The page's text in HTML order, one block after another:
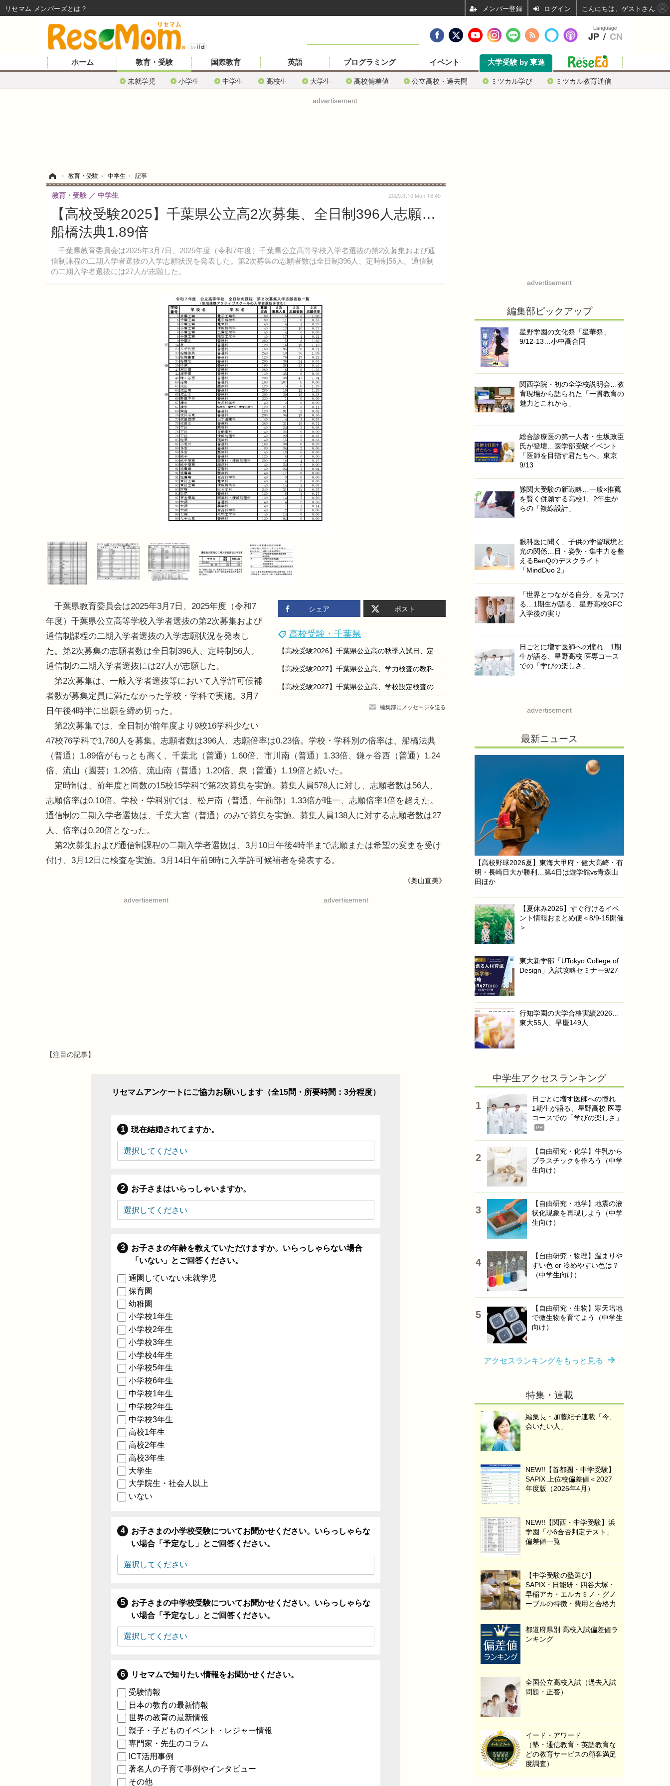
ホーム 教育・受験
未就学児 小学生 中学生 高校生 大学生 高校偏差値 公立高校・過去問 ミツカル学び ミツカル教育通信
国際教育 英語 プログラミング イベント 大学受験 by 東進
advertisement
› 教育・受験 › 中学生 › 記事
【高校受験2025】千葉県公立高2次募集、全日制396人志願…
船橋法典1.89倍
千葉県教育委員会は2025年3月7日、2025年度（令和7年度）千葉県公立高等学校入学者選抜の第2次募集および通
信制課程の二期入学者選抜の入学志願状況を発表した。第2次募集の志願者数は全日制396人、定時制56人。通信制
の二期入学者選抜には27人が志願した。
教育・受験 中学生 2025.3.10 Mon 16:45
シェア ポスト
高校受験・千葉県
【高校受験2026】千葉県公立高の秋季入試日、定時制8/25・通信制9/4
【高校受験2027】千葉県公立高、学力検査の教科・出題方針を公表
【高校受験2027】千葉県公立高、学校設定検査の内容公表
編集部にメッセージを送る
千葉県教育委員会は2025年3月7日、2025年度（令和7
年度）千葉県公立高等学校入学者選抜の第2次募集および
通信制課程の二期入学者選抜の入学志願状況を発表し
た。第2次募集の志願者数は全日制396人、定時制56人。
通信制の二期入学者選抜には27人が志願した。
第2次募集は、一般入学者選抜等において入学許可候補
者数が募集定員に満たなかった学校・学科で実施。3月7
日午後4時半に出願を締め切った。
第2次募集では、全日制が前年度より9校16学科少ない
47校76学科で1,760人を募集。志願者数は396人、志願倍率は0.23倍。学校・学科別の倍率は、船橋法典
（普通）1.89倍がもっとも高く、千葉北（普通）1.60倍、市川南（普通）1.33倍、鎌ヶ谷西（普通）1.24
倍、流山（園芸）1.20倍、流山南（普通）1.20倍、泉（普通）1.19倍と続いた。
定時制は、前年度と同数の15校15学科で第2次募集を実施。募集人員578人に対し、志願者数は56人、
志願倍率は0.10倍。学校・学科別では、松戸南（普通、午前部）1.33倍が唯一、志願倍率1倍を超えた。
通信制の二期入学者選抜は、千葉大宮（普通）のみで募集を実施。募集人員138人に対する志願者数は27
人、倍率は0.20倍となった。
第2次募集および通信制課程の二期入学者選抜は、3月10日午後4時半まで志願または希望の変更を受け
付け、3月12日に検査を実施。3月14日午前9時に入学許可候補者を発表する。
《奥山直美》
advertisement advertisement
【注目の記事】
リセマムアンケートにご協力お願いします（全15問・所要時間：3分程度）
現在結婚されてますか。
お子さまはいらっしゃいますか。
お子さまの年齢を教えていただけますか。いらっしゃらない場合
「いない」とご回答ください。
通園していない未就学児
保育園
幼稚園
小学校1年生
小学校2年生
小学校3年生
小学校4年生
小学校5年生
小学校6年生
中学校1年生
中学校2年生
中学校3年生
高校1年生
高校2年生
高校3年生
大学生
大学院生・社会人以上
いない
お子さまの小学校受験についてお聞かせください。いらっしゃらな
い場合「予定なし」とご回答ください。
お子さまの中学校受験についてお聞かせください。いらっしゃらな
い場合「予定なし」とご回答ください。
リセマムで知りたい情報をお聞かせください。
受験情報
日本の教育の最新情報
世界の教育の最新情報
親子・子どものイベント・レジャー情報
専門家・先生のコラム
ICT活用事例
著名人の子育て事例やインタビュー
その他
advertisement
編集部ピックアップ
星野学園の文化祭「星華祭」
9/12-13…小中高合同
関西学院・初の全学校説明会…教
育現場から語られた「一貫教育の
魅力とこれから」
総合診療医の第一人者・生坂政臣
氏が登壇…医学部受験イベント
「医師を目指す君たちへ」東京
9/13
難関大受験の新戦略…一般×推薦
を賢く併願する高校1、2年生か
らの「複線設計」
眼科医に聞く、子供の学習環境と
光の関係…目・姿勢・集中力を整
えるBenQのデスクライト
「MindDuo 2」
「世界とつながる自分」を見つけ
る…1期生が語る、星野高校GFC
入学後の実り
日ごとに増す医師への憧れ…1期
生が語る、星野高校 医専コース
での「学びの楽しさ」
advertisement
最新ニュース
【高校野球2026夏】東海大甲府・健大高崎・有
明・長崎日大が勝利…第4日は遊学館vs青森山
田ほか
【夏休み2026】すぐ行けるイベ
ント情報おまとめ便＜8/9-15開催
＞
東大新学部「UTokyo College of
Design」入試攻略セミナー9/27
行知学園の大学合格実績2026…
東大55人、早慶149人
中学生アクセスランキング
日ごとに増す医師への憧れ…
1期生が語る、星野高校 医専
コースでの「学びの楽しさ」
PR
【自由研究・化学】牛乳から
プラスチックを作ろう（中学
生向け）
【自由研究・地学】地震の液
状化現象を再現しよう（中学
生向け）
【自由研究・物理】温まりや
すい色 or 冷めやすい色は？
（中学生向け）
【自由研究・生物】寒天培地
で微生物を育てよう（中学生
向け）
アクセスランキングをもっと見る
特集・連載
編集長・加藤紀子連載「今、
会いたい人」
NEW!!【首都圏・中学受験】
SAPIX 上位校偏差値＜2027
年度版（2026年4月）
NEW!!【関西・中学受験】浜
学園「小6合否判定テスト」
偏差値一覧
【中学受験の塾選び】
SAPIX・日能研・四谷大塚・
早稲アカ・エルカミノ・グノ
ーブルの特徴・費用と合格力
都道府県別 高校入試偏差値ラ
ンキング
全国公立高校入試（過去入試
問題・正答）
イード・アワード
（塾・通信教育・英語教育な
どの教育サービスの顧客満足
度調査）
Language
JP / CN
リセマム メンバーズ ログイン こんにちは、ゲストさん